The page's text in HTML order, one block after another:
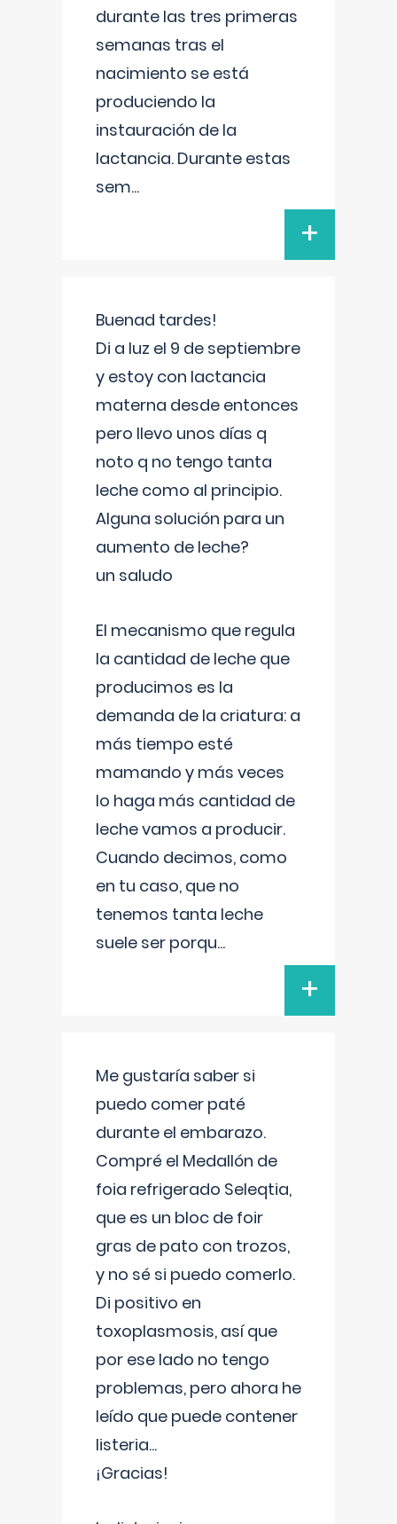
durante las tres primeras
semanas tras el
nacimiento se está
produciendo la
instauración de la
lactancia. Durante estas
sem...
+
Buenad tardes!
Di a luz el 9 de septiembre
y estoy con lactancia
materna desde entonces
pero llevo unos días q
noto q no tengo tanta
leche como al principio.
Alguna solución para un
aumento de leche?
un saludo
El mecanismo que regula
la cantidad de leche que
producimos es la
demanda de la criatura: a
más tiempo esté
mamando y más veces
lo haga más cantidad de
leche vamos a producir.
Cuando decimos, como
en tu caso, que no
tenemos tanta leche
suele ser porqu...
+
Me gustaría saber si
puedo comer paté
durante el embarazo.
Compré el Medallón de
foia refrigerado Seleqtia,
que es un bloc de foir
gras de pato con trozos,
y no sé si puedo comerlo.
Di positivo en
toxoplasmosis, así que
por ese lado no tengo
problemas, pero ahora he
leído que puede contener
listeria...
¡Gracias!